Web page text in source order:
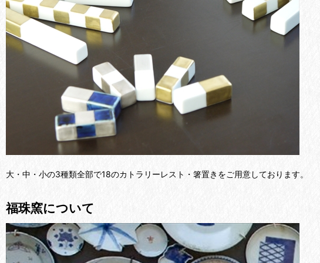
大・中・小の3種類全部で18のカトラリーレスト・箸置きをご用意しております。
福珠窯について